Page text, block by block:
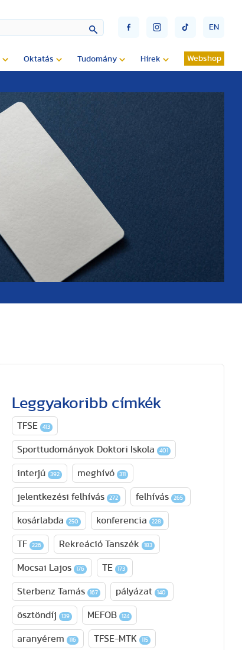
EN
Oktatás Tudomány Hírek Webshop
Leggyakoribb címkék
TFSE 413
Sporttudományok Doktori Iskola 401
interjú 392 meghívó 311
jelentkezési felhívás 272 felhívás 265
kosárlabda 250 konferencia 228
TF 226 Rekreáció Tanszék 183
Mocsai Lajos 176 TE 173
Sterbenz Tamás 167 pályázat 140
ösztöndíj 139 MEFOB 124
aranyérem 116 TFSE-MTK 115